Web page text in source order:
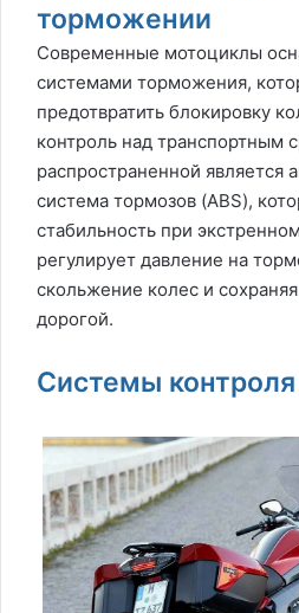
торможении
Современные мотоциклы
системами торможения,
предотвратить блокировку
контроль над транспортным
распространенной является
система тормозов (ABS),
стабильность при
регулирует давление на
скольжение колес и
дорогой.
Системы контроля